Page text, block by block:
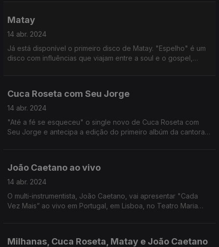
Matay
14 abr. 2024
Já está disponível o primeiro disco de Matay. "Espelho" é um
disco com influências que viajam entre a soul e o gospel,
Cuca Roseta com Seu Jorge
14 abr. 2024
"Até a fé se esqueceu" o single novo de Cuca Roseta com
Seu Jorge e antecipa a edição do primeiro albúm da cantora
João Caetano ao vivo
14 abr. 2024
O multi-instrumentista, João Caetano, vai apresentar "Cada
Vez Mais” ao vivo em Portugal, em Lisboa, no Teatro Maria
Milhanas, Cuca Roseta, Matay e João Caetano